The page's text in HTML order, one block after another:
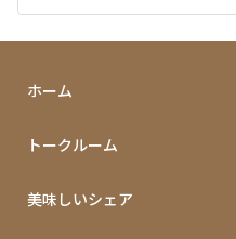
ホーム
トークルーム
美味しいシェア